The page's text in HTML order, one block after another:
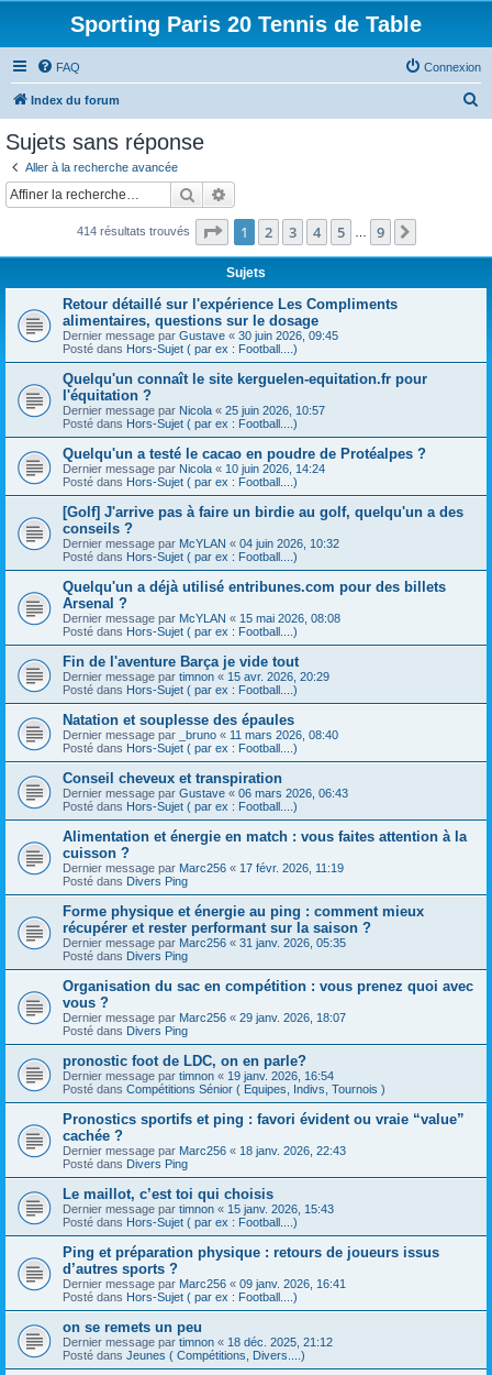
Sporting Paris 20 Tennis de Table
FAQ Connexion
Index du forum
c
Sujets sans réponse
Aller à la recherche avancée
Rechercher
414 résultats trouvés Page 1sur9
1 2 3 4 5 9
Sujets
Retour détaillé sur l'expérience Les Compliments
alimentaires, questions sur le dosage
Dernier message par Gustave « 30 juin 2026, 09:45
Posté dans Hors-Sujet ( par ex : Football....)
Quelqu'un connaît le site kerguelen-equitation.fr pour
l'équitation ?
Dernier message par Nicola « 25 juin 2026, 10:57
Posté dans Hors-Sujet ( par ex : Football....)
Quelqu'un a testé le cacao en poudre de Protéalpes ?
Dernier message par Nicola « 10 juin 2026, 14:24
Posté dans Hors-Sujet ( par ex : Football....)
[Golf] J'arrive pas à faire un birdie au golf, quelqu'un a des
conseils ?
Dernier message par McYLAN « 04 juin 2026, 10:32
Posté dans Hors-Sujet ( par ex : Football....)
Quelqu'un a déjà utilisé entribunes.com pour des billets
Arsenal ?
Dernier message par McYLAN « 15 mai 2026, 08:08
Posté dans Hors-Sujet ( par ex : Football....)
Fin de l'aventure Barça je vide tout
Dernier message par timnon « 15 avr. 2026, 20:29
Posté dans Hors-Sujet ( par ex : Football....)
Natation et souplesse des épaules
Dernier message par _bruno « 11 mars 2026, 08:40
Posté dans Hors-Sujet ( par ex : Football....)
Conseil cheveux et transpiration
Dernier message par Gustave « 06 mars 2026, 06:43
Posté dans Hors-Sujet ( par ex : Football....)
Alimentation et énergie en match : vous faites attention à la
cuisson ?
Dernier message par Marc256 « 17 févr. 2026, 11:19
Posté dans Divers Ping
Forme physique et énergie au ping : comment mieux
récupérer et rester performant sur la saison ?
Dernier message par Marc256 « 31 janv. 2026, 05:35
Posté dans Divers Ping
Organisation du sac en compétition : vous prenez quoi avec
vous ?
Dernier message par Marc256 « 29 janv. 2026, 18:07
Posté dans Divers Ping
pronostic foot de LDC, on en parle?
Dernier message par timnon « 19 janv. 2026, 16:54
Posté dans Compétitions Sénior ( Equipes, Indivs, Tournois )
Pronostics sportifs et ping : favori évident ou vraie “value”
cachée ?
Dernier message par Marc256 « 18 janv. 2026, 22:43
Posté dans Divers Ping
Le maillot, c’est toi qui choisis
Dernier message par timnon « 15 janv. 2026, 15:43
Posté dans Hors-Sujet ( par ex : Football....)
Ping et préparation physique : retours de joueurs issus
d’autres sports ?
Dernier message par Marc256 « 09 janv. 2026, 16:41
Posté dans Hors-Sujet ( par ex : Football....)
on se remets un peu
Dernier message par timnon « 18 déc. 2025, 21:12
Posté dans Jeunes ( Compétitions, Divers....)